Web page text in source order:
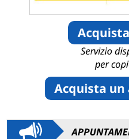
Servizio
per
Acquista